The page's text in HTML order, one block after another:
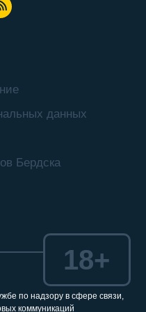
данных
Бердска
по надзору в сфере связи,
коммуникаций
18+